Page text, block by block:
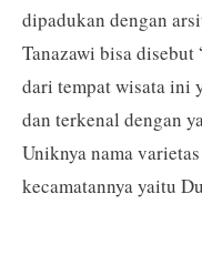
dipadukan dengan
Tanazawi bisa
dari tempat wisata ini
dan terkenal dengan
Uniknya nama
kecamatannya yaitu